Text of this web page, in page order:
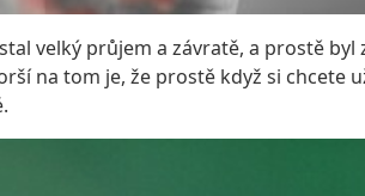
velký průjem a závratě, a prostě
na tom je, že prostě když si chcete